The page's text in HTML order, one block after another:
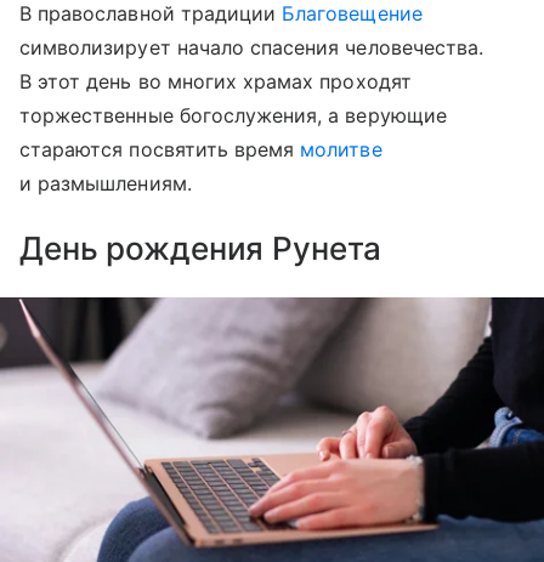
В православной традиции Благовещение
символизирует начало спасения человечества.
В этот день во многих храмах проходят
торжественные богослужения, а верующие
стараются посвятить время молитве
и размышлениям.​
День рождения Рунета